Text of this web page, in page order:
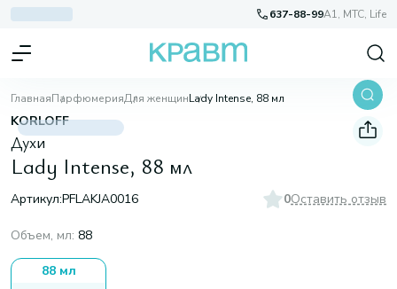
637-88-99A1, МТС, Life
ГлавнаяПарфюмерияДля женщинLady Intense, 88 мл
KORLOFF
Духи
Lady Intense, 88 мл
Артикул:PFLAKJA0016 0Оставить отзыв
Объем, мл: 88
88 мл